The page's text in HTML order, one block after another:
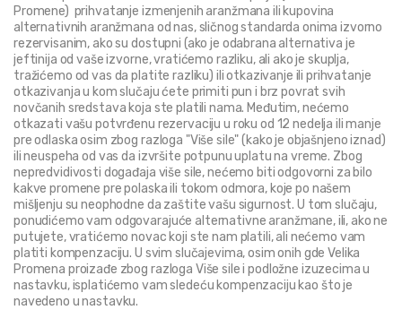
Promene)  prihvatanje izmenjenih aranžmana ili kupovina
alternativnih aranžmana od nas, sličnog standarda onima izvorno
rezervisanim, ako su dostupni (ako je odabrana alternativa je
jeftinija od vaše izvorne, vratićemo razliku, ali ako je skuplja,
tražićemo od vas da platite razliku) ili otkazivanje ili prihvatanje
otkazivanja u kom slučaju ćete primiti pun i brz povrat svih
novčanih sredstava koja ste platili nama. Međutim, nećemo
otkazati vašu potvrđenu rezervaciju u roku od 12 nedelja ili manje
pre odlaska osim zbog razloga "Više sile" (kako je objašnjeno iznad)
ili neuspeha od vas da izvršite potpunu uplatu na vreme. Zbog
nepredvidivosti događaja više sile, nećemo biti odgovorni za bilo
kakve promene pre polaska ili tokom odmora, koje po našem
mišljenju su neophodne da zaštite vašu sigurnost. U tom slučaju,
ponudićemo vam odgovarajuće alternativne aranžmane, ili, ako ne
putujete, vratićemo novac koji ste nam platili, ali nećemo vam
platiti kompenzaciju. U svim slučajevima, osim onih gde Velika
Promena proizađe zbog razloga Više sile i podložne izuzecima u
nastavku, isplatićemo vam sledeću kompenzaciju kao što je
navedeno u nastavku.